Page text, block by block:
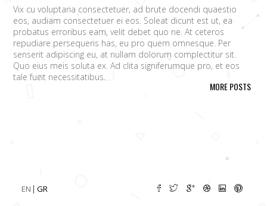
EN GR
Vix cu voluptaria consectetuer, ad brute docendi quaestio
eos, audiam consectetuer ei eos. Soleat dicunt est ut, ea
probatus erroribus eam, velit debet quo ne. At ceteros
repudiare persequeris has, eu pro quem omnesque. Per
senserit adipiscing eu, at nullam dolorum complectitur sit.
Quo eius meis soluta ex. Ad clita signiferumque pro, et eos
tale fugit necessitatibus.
Cum an scripta tamquam, vix cibo
nullam placerat ne pri. Vix ea convenire iracundia abhorreant.
MORE POSTS